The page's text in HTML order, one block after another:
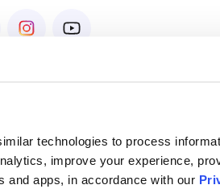
technologies to process
improve your experience,
and apps, in accordance with our